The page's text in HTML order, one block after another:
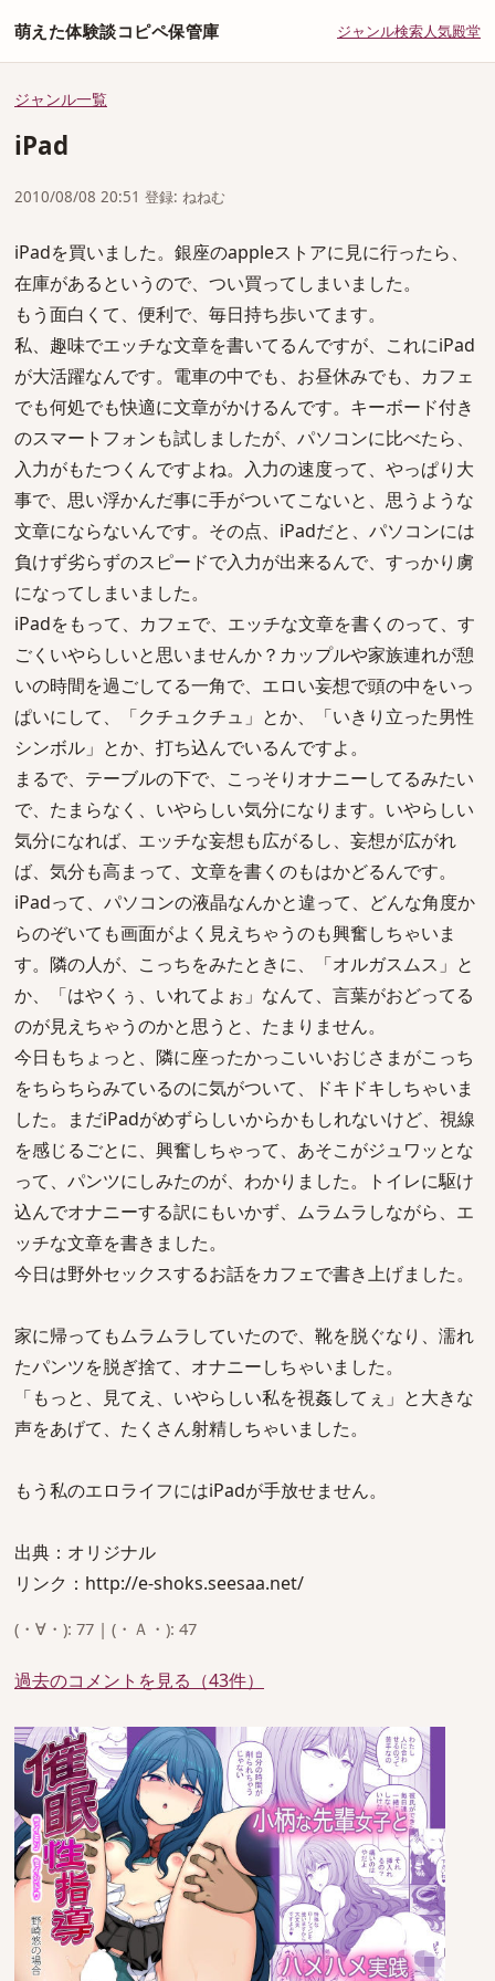
萌えた体験談コピペ保管庫 ジャンル検索人気殿堂
ジャンル一覧
iPad
2010/08/08 20:51 登録: ねねむ
iPadを買いました。銀座のappleストアに見に行ったら、
在庫があるというので、つい買ってしまいました。
もう面白くて、便利で、毎日持ち歩いてます。
私、趣味でエッチな文章を書いてるんですが、これにiPad
が大活躍なんです。電車の中でも、お昼休みでも、カフェ
でも何処でも快適に文章がかけるんです。キーボード付き
のスマートフォンも試しましたが、パソコンに比べたら、
入力がもたつくんですよね。入力の速度って、やっぱり大
事で、思い浮かんだ事に手がついてこないと、思うような
文章にならないんです。その点、iPadだと、パソコンには
負けず劣らずのスピードで入力が出来るんで、すっかり虜
になってしまいました。
iPadをもって、カフェで、エッチな文章を書くのって、す
ごくいやらしいと思いませんか？カップルや家族連れが憩
いの時間を過ごしてる一角で、エロい妄想で頭の中をいっ
ぱいにして、「クチュクチュ」とか、「いきり立った男性
シンボル」とか、打ち込んでいるんですよ。
まるで、テーブルの下で、こっそりオナニーしてるみたい
で、たまらなく、いやらしい気分になります。いやらしい
気分になれば、エッチな妄想も広がるし、妄想が広がれ
ば、気分も高まって、文章を書くのもはかどるんです。
iPadって、パソコンの液晶なんかと違って、どんな角度か
らのぞいても画面がよく見えちゃうのも興奮しちゃいま
す。隣の人が、こっちをみたときに、「オルガスムス」と
か、「はやくぅ、いれてよぉ」なんて、言葉がおどってる
のが見えちゃうのかと思うと、たまりません。
今日もちょっと、隣に座ったかっこいいおじさまがこっち
をちらちらみているのに気がついて、ドキドキしちゃいま
した。まだiPadがめずらしいからかもしれないけど、視線
を感じるごとに、興奮しちゃって、あそこがジュワッとな
って、パンツにしみたのが、わかりました。トイレに駆け
込んでオナニーする訳にもいかず、ムラムラしながら、エ
ッチな文章を書きました。
今日は野外セックスするお話をカフェで書き上げました。
家に帰ってもムラムラしていたので、靴を脱ぐなり、濡れ
たパンツを脱ぎ捨て、オナニーしちゃいました。
「もっと、見てえ、いやらしい私を視姦してぇ」と大きな
声をあげて、たくさん射精しちゃいました。
もう私のエロライフにはiPadが手放せません。
出典：オリジナル
リンク：http://e-shoks.seesaa.net/
(・∀・): 77 | (・Ａ・): 47
過去のコメントを見る（43件）